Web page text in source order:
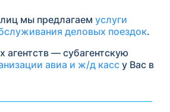
мы предлагаем услуги
деловых поездок.
агентств — субагентскую
авиа и ж/д кассу Вас в